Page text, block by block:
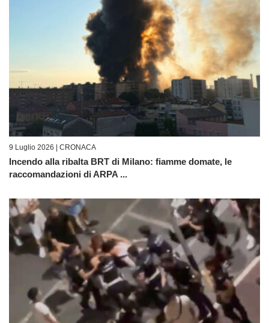
9 Luglio 2026 | CRONACA
Incendo alla ribalta BRT di Milano: fiamme domate, le
raccomandazioni di ARPA ...